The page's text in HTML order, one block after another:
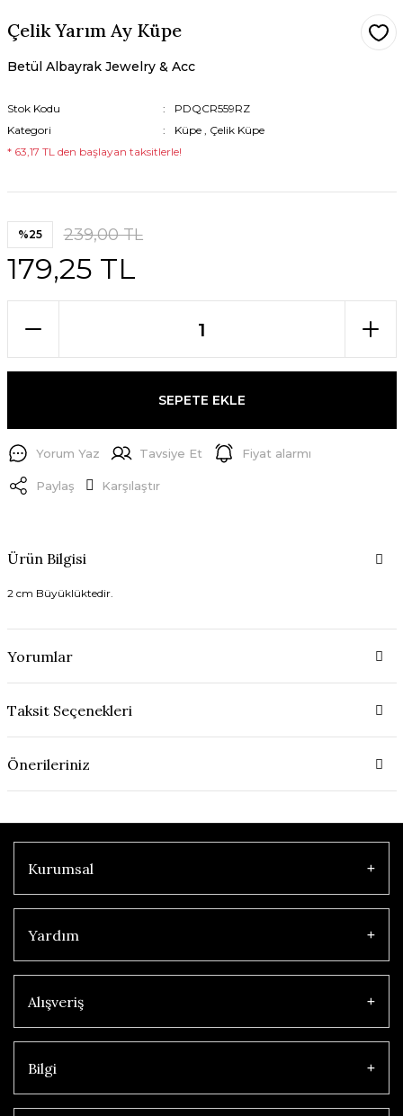
Çelik Yarım Ay Küpe
Betül Albayrak Jewelry & Acc
Stok Kodu
PDQCR559RZ
Kategori
Küpe , Çelik Küpe
* 63,17 TL den başlayan taksitlerle!
%25 239,00 TL
179,25 TL
SEPETE EKLE
Yorum Yaz Tavsiye Et Fiyat alarmı
Paylaş Karşılaştır
Ürün Bilgisi
2 cm Büyüklüktedir.
Yorumlar
Taksit Seçenekleri
Önerileriniz
Kurumsal
Yardım
Alışveriş
Bilgi